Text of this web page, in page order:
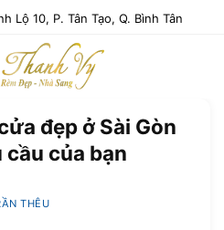
Lộ 10, P. Tân Tạo, Q. Bình Tân
đẹp ở Sài Gòn
của bạn
THÊU